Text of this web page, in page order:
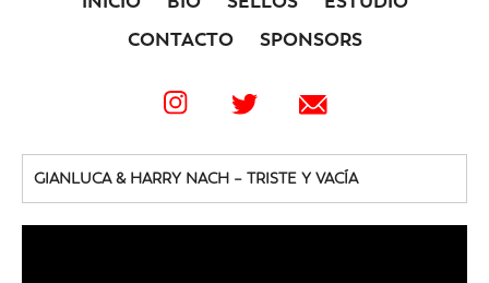
CONTACTO
SPONSORS
GIANLUCA & HARRY NACH – TRISTE Y VACÍA